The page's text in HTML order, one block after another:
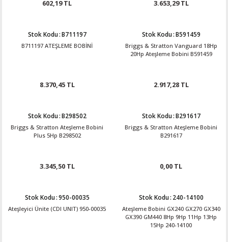
602,19 TL 3.653,29 TL
Stok Kodu:B711197
B711197 ATEŞLEME BOBİNİ
8.370,45 TL
Stok Kodu:B591459
Briggs & Stratton Vanguard 18Hp
20Hp Ateşleme Bobini B591459
2.917,28 TL
Stok Kodu:B298502
Briggs & Stratton Ateşleme Bobini
Plus 5Hp B298502
3.345,50 TL
Stok Kodu:B291617
Briggs & Stratton Ateşleme Bobini
B291617
0,00 TL
Stok Kodu:950-00035
Ateşleyici Ünite (CDI UNIT) 950-00035
Stok Kodu: 240-14100
Ateşleme Bobini GX240 GX270 GX340
GX390 GM440 8Hp 9Hp 11Hp 13Hp
15Hp 240-14100